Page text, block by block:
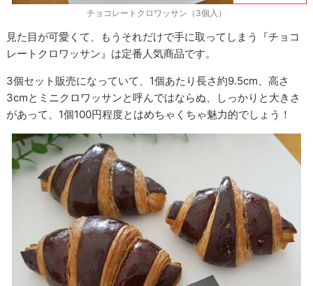
チョコレートクロワッサン（3個入）
見た目が可愛くて、もうそれだけで手に取ってしまう『チョコ
レートクロワッサン』は定番人気商品です。
3個セット販売になっていて、1個あたり長さ約9.5cm、高さ
3cmとミニクロワッサンと呼んではならぬ、しっかりと大きさ
があって、1個100円程度とはめちゃくちゃ魅力的でしょう！